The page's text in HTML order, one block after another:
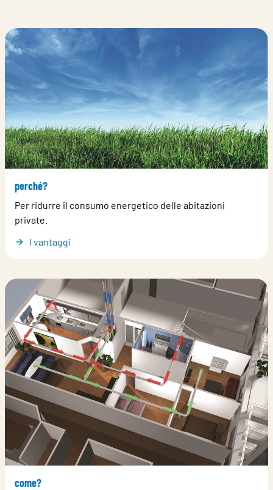
perché?
Per ridurre il consumo energetico delle abitazioni
private.
I vantaggi
come?